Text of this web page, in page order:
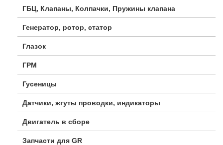
ГБЦ, Клапаны, Колпачки, Пружины клапана
Генератор, ротор, статор
Глазок
ГРМ
Гусеницы
Датчики, жгуты проводки, индикаторы
Двигатель в сборе
Запчасти для GR